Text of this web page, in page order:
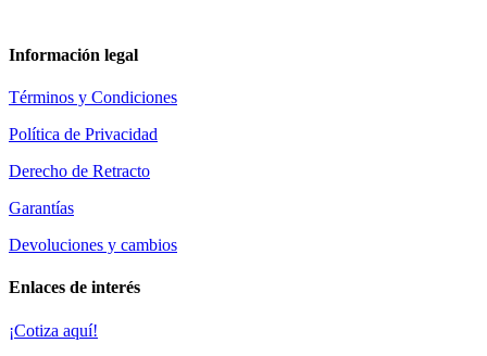
Información legal
Términos y Condiciones
Política de Privacidad
Derecho de Retracto
Garantías
Devoluciones y cambios
Enlaces de interés
¡Cotiza aquí!